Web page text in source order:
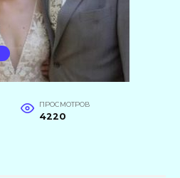
ПРОСМОТРОВ
4220